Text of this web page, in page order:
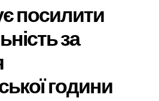
посилити
за
години